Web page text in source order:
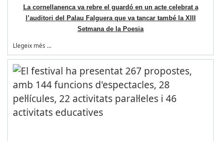
La cornellanenca va rebre el guardó en un acte celebrat a
l’auditori del Palau Falguera que va tancar també la XIII
Setmana de la Poesia
Llegeix més …